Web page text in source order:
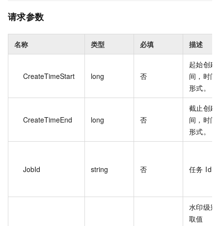
请求参数
名称 类型 必填 描述
CreateTimeStart long 否
起始创建
间，时间
形式。
CreateTimeEnd long 否
截止创建
间，时间
形式。
JobId string 否 任务 Id。
水印级别
取值